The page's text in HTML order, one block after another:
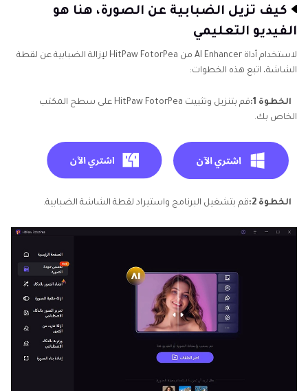
كيف تزيل الضبابية عن الصورة، هنا هو
الفيديو التعليمي
لاستخدام أداة AI Enhancer من HitPaw FotorPea لإزالة الضبابية عن لقطة
الشاشة، اتبع هذه الخطوات:
الخطوة 1:
قم بتنزيل وتثبيت HitPaw FotorPea على سطح المكتب
الخاص بك.
الخطوة 2: قم بتشغيل البرنامج واستيراد لقطة الشاشة الضبابية.